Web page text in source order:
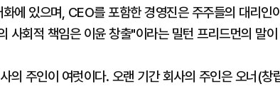
에 있으며, CEO를 포함한 경영진은 주주들의 대리인
사회적 책임은 이윤 창출"이라는 밀턴 프리드먼의 말
의 주인이 여럿이다. 오랜 기간 회사의 주인은 오너(창